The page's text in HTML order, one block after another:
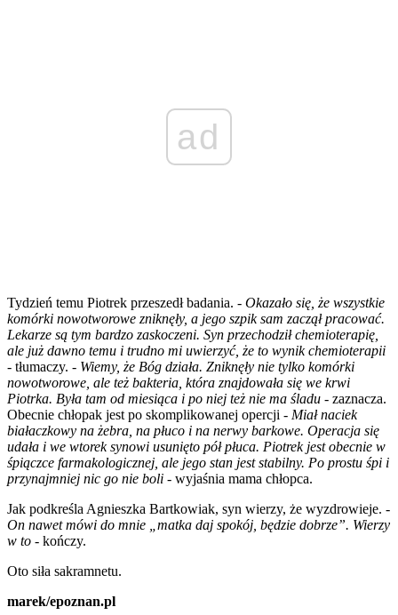
ad
Tydzień temu Piotrek przeszedł badania. - Okazało się, że wszystkie
komórki nowotworowe zniknęły, a jego szpik sam zaczął pracować.
Lekarze są tym bardzo zaskoczeni. Syn przechodził chemioterapię,
ale już dawno temu i trudno mi uwierzyć, że to wynik chemioterapii
- tłumaczy. - Wiemy, że Bóg działa. Zniknęły nie tylko komórki
nowotworowe, ale też bakteria, która znajdowała się we krwi
Piotrka. Była tam od miesiąca i po niej też nie ma śladu - zaznacza.
Obecnie chłopak jest po skomplikowanej opercji - Miał naciek
białaczkowy na żebra, na płuco i na nerwy barkowe. Operacja się
udała i we wtorek synowi usunięto pół płuca. Piotrek jest obecnie w
śpiączce farmakologicznej, ale jego stan jest stabilny. Po prostu śpi i
przynajmniej nic go nie boli - wyjaśnia mama chłopca.
Jak podkreśla Agnieszka Bartkowiak, syn wierzy, że wyzdrowieje. -
On nawet mówi do mnie „matka daj spokój, będzie dobrze”. Wierzy
w to - kończy.
Oto siła sakramnetu.
marek/epoznan.pl